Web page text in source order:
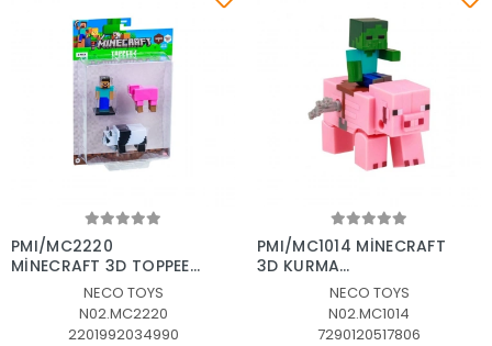
Sepete Ekle
PMI/MC2220
MİNECRAFT 3D TOPPEEZ
3LÜ FİGÜR SETİ ASORTİ
NECO TOYS
N02.MC2220
2201992034990
Sepete Ekle
PMI/MC1014 MİNECRAFT
3D KURMA
MEKANİZMALI FİGÜRLER
2Lİ ASORTİ
NECO TOYS
N02.MC1014
7290120517806